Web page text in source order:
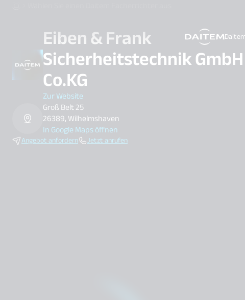
search.label
Eiben & Frank
Sicherheitstechnik
Co.KG
Zur Website
Groß Belt 25
26389, Wilhelmshaven
In Google Maps öffnen
Angebot anfordern Jetzt anrufen